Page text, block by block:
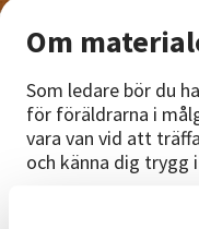
Om
Som ledare bör du
för föräldrarna i
vara van vid att
och känna dig trygg